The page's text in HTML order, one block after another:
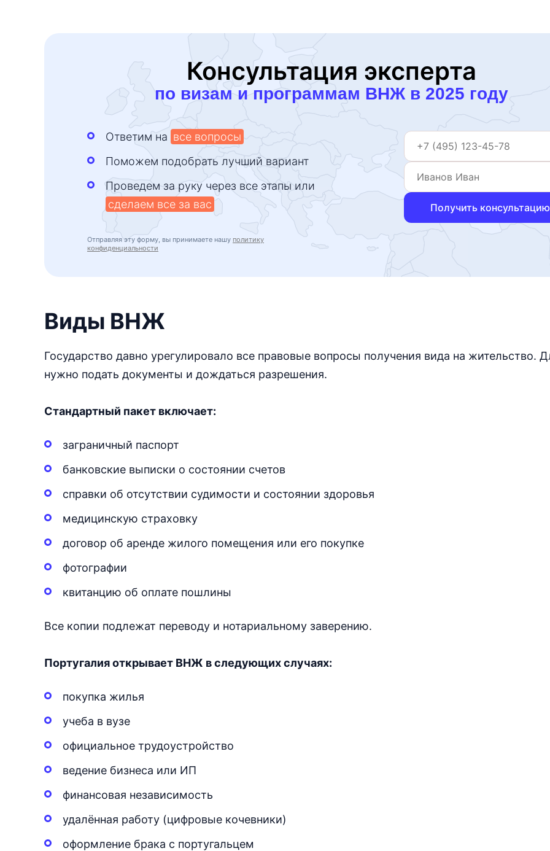
Консультация эксперта
по визам и программам ВНЖ в 2025 году
Ответим на все вопросы
Поможем подобрать лучший вариант
Проведем за руку через все этапы или
сделаем все за вас
Получить консультацию
Отправляя эту форму, вы принимаете нашу политику
конфиденциальности
Виды ВНЖ
Государство давно урегулировало все правовые вопросы получения вида на жительство.
нужно подать документы и дождаться разрешения.
Стандартный пакет включает:
заграничный паспорт
банковские выписки о состоянии счетов
справки об отсутствии судимости и состоянии здоровья
медицинскую страховку
договор об аренде жилого помещения или его покупке
фотографии
квитанцию об оплате пошлины
Все копии подлежат переводу и нотариальному заверению.
Португалия открывает ВНЖ в следующих случаях:
покупка жилья
учеба в вузе
официальное трудоустройство
ведение бизнеса или ИП
финансовая независимость
удалённая работу (цифровые кочевники)
оформление брака с португальцем